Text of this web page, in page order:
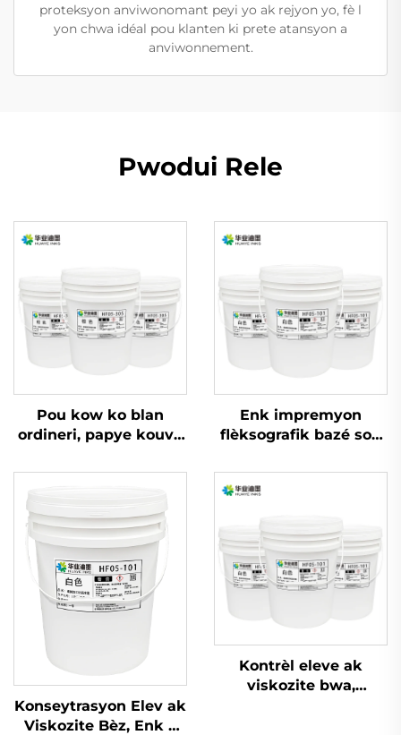
proteksyon anviwonomant peyi yo ak rejyon yo, fè l
yon chwa idéal pou klanten ki prete atansyon a
anviwonnement.
Pwodui Rele
Pou kow ko blan
ordineri, papye kouvè
imprèmyon flexogrefik
dlo ki bon an ka sèvi.
Enk impremyon
flèksografik bazé sou
pou sèvi nan papye
kouvè a ton epi ton fò
Konseytrasyon Elev ak
Viskozite Bèz, Enk a
Kontrèl eleve ak
viskozite bwa,